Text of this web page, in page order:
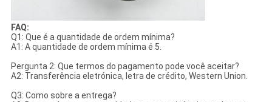
FAQ:
Q1: Que é a quantidade de ordem mínima?
A1: A quantidade de ordem mínima é 5.
Pergunta 2: Que termos do pagamento pode você aceitar?
A2: Transferência eletrónica, letra de crédito, Western Union.
Q3: Como sobre a entrega?